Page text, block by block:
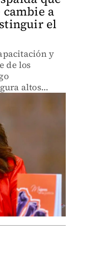
a
el
y
de los
altos
éticos en la